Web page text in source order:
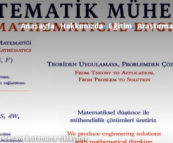
Anasayfa Hakkımızda Eğitim Araştırma